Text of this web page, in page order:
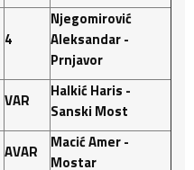
4
Njegomirović
Aleksandar -
Prnjavor
VAR
Halkić Haris -
Sanski Most
AVAR
Macić Amer -
Mostar